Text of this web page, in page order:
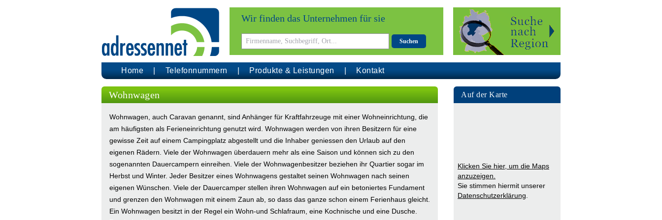
Wir finden das Unternehmen für sie
Suchen
Home Telefonnummern Produkte & Leistungen Kontakt
Wohnwagen
Wohnwagen, auch Caravan genannt, sind Anhänger für Kraftfahrzeuge mit einer Wohneinrichtung, die
am häufigsten als Ferieneinrichtung genutzt wird. Wohnwagen werden von ihren Besitzern für eine
gewisse Zeit auf einem Campingplatz abgestellt und die Inhaber geniessen den Urlaub auf den
eigenen Rädern. Viele der Wohnwagen überdauern mehr als eine Saison und können sich zu den
sogenannten Dauercampern einreihen. Viele der Wohnwagenbesitzer beziehen ihr Quartier sogar im
Herbst und Winter. Jeder Besitzer eines Wohnwagens gestaltet seinen Wohnwagen nach seinen
eigenen Wünschen. Viele der Dauercamper stellen ihren Wohnwagen auf ein betoniertes Fundament
und grenzen den Wohnwagen mit einem Zaun ab, so dass das ganze schon einem Ferienhaus gleicht.
Ein Wohnwagen besitzt in der Regel ein Wohn-und Schlafraum, eine Kochnische und eine Dusche.
Auf der Karte
Klicken Sie hier, um die Maps
anzuzeigen.
Sie stimmen hiermit unserer
Datenschutzerklärung